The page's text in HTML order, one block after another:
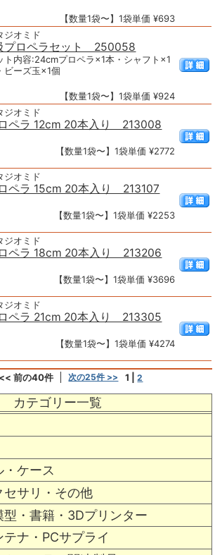
カテゴリー一覧
ケース
セサリ・その他
型・書籍・3Dプリンター
ナ・PCサプライ
【数量1袋〜】1袋単価 ¥693
ジオミド
プロペラセット 250058
ト内容:24cmプロペラ×1本・シャフト×1
ビーズ玉×1個
【数量1袋〜】1袋単価 ¥924
ジオミド
ペラ 12cm 20本入り 213008
【数量1袋〜】1袋単価 ¥2772
ジオミド
ペラ 15cm 20本入り 213107
【数量1袋〜】1袋単価 ¥2253
ジオミド
ペラ 18cm 20本入り 213206
【数量1袋〜】1袋単価 ¥3696
ジオミド
ペラ 21cm 20本入り 213305
【数量1袋〜】1袋単価 ¥4274
<< 前の40件 次の25件 >> 1 |2